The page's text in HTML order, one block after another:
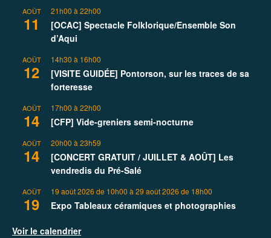
AOÛT
11
21h00 à 22h00
[OCAC] Spectacle Folklorique/Ensemble Son
d’Aqui
AOÛT
12
14h30 à 16h00
[VISITE GUIDÉE] Pontorson, sur les traces de sa
forteresse
AOÛT
14
17h00 à 22h00
[CFP] Vide-greniers semi-nocturne
AOÛT
14
20h00 à 23h59
[CONCERT GRATUIT / JUILLET & AOÛT] Les
vendredis du Pré-Salé
AOÛT
19
19 août 2026 de 10h00 à 29 août 2026 de 18h00
Expo Tableaux céramiques et photographies
Voir le calendrier